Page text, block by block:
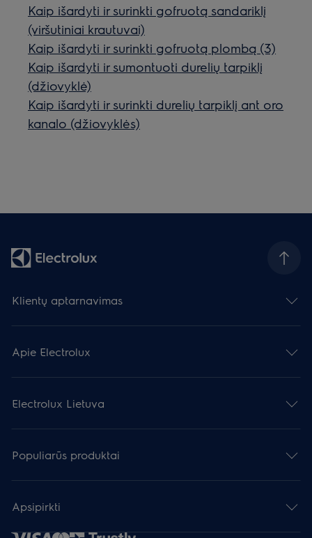
Kaip išardyti ir surinkti gofruotą sandariklį
(viršutiniai krautuvai)
Kaip išardyti ir surinkti gofruotą plombą (3)
Kaip išardyti ir sumontuoti durelių tarpiklį
(džiovyklė)
Kaip išardyti ir surinkti durelių tarpiklį ant oro
kanalo (džiovyklės)
Klientų aptarnavimas
Apie Electrolux
Electrolux Lietuva
Populiarūs produktai
Apsipirkti